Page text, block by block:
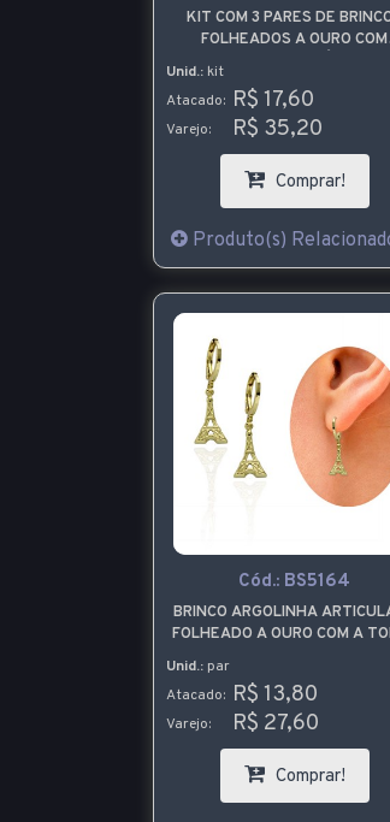
KIT COM 3 PARES DE
FOLHEADOS A OURO COM
BOLINHA LISA, PÉROLA E
Unid.: kit
Atacado: R$ 17,60
Varejo: R$ 35,20
Comprar!
Produto(s)
Cód.: BS5164
BRINCO ARGOLINHA
FOLHEADO A OURO COM A
Unid.: par
Atacado: R$ 13,80
Varejo: R$ 27,60
Comprar!